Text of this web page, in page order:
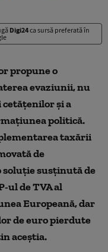
Digi24ca sursă preferată în
propune o
evaziunii, nu
cetăţenilor şi a
politică.
taxării
de
susţinută de
ul de TVA al
Europeană, dar
de euro pierdute
aceștia.